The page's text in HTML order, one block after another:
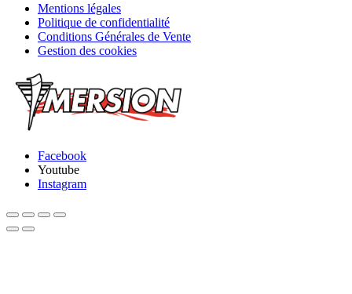
Mentions légales
Politique de confidentialité
Conditions Générales de Vente
Gestion des cookies
Facebook
Youtube
Instagram